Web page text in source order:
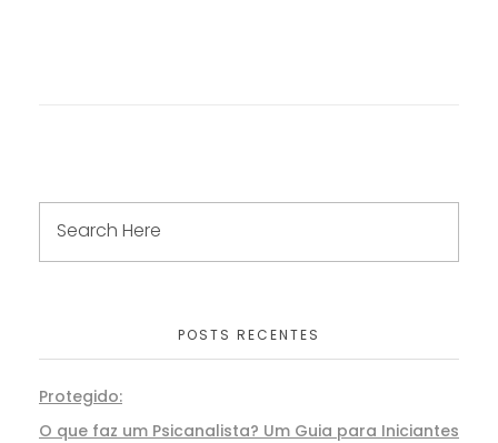
POSTS RECENTES
Protegido:
O que faz um Psicanalista? Um Guia para Iniciantes